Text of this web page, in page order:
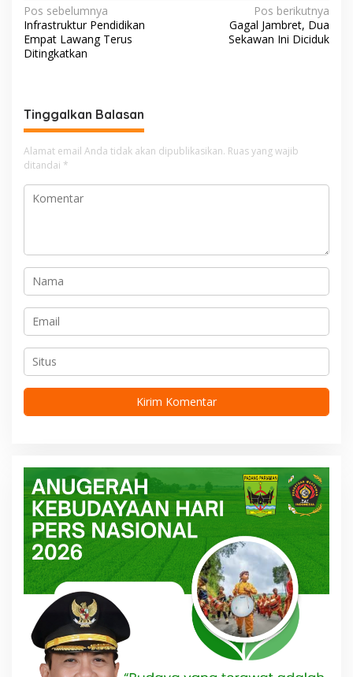
N
a
v
g
a
s
i
p
Pos sebelumnya
Infrastruktur Pendidikan
Empat Lawang Terus
Ditingkatkan
Pos berikutnya
Gagal Jambret, Dua
Sekawan Ini Diciduk
Tinggalkan Balasan
Alamat email Anda tidak akan dipublikasikan. Ruas yang wajib
ditandai *